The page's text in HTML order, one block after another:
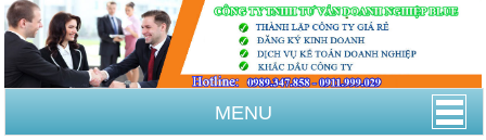
MENU